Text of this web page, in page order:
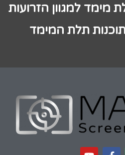
למגוון הזרועות
תלת המימד